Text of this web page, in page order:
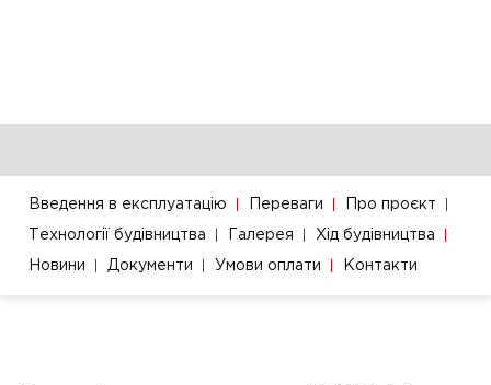
Введення в експлуатацію Переваги Про проєкт
Технології будівництва Галерея Хід будівництва
Новини Документи Умови оплати Контакти